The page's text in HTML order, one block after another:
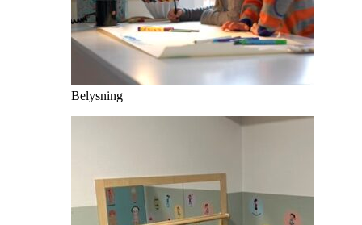
Belysning